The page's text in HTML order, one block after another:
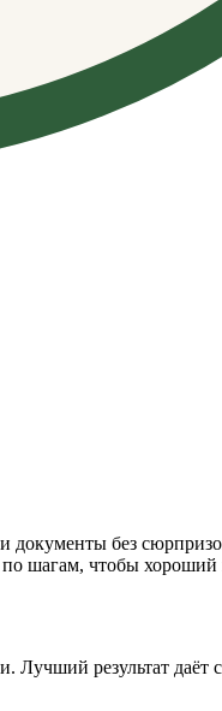
документы без
по шагам, чтобы
результат даёт